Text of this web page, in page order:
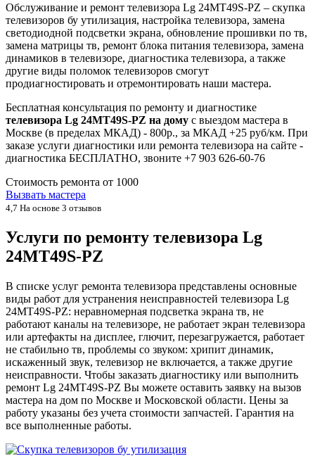
Обслуживание и ремонт телевизора Lg 24MT49S-PZ – скупка
телевизоров бу утилизация, настройка телевизора, замена
светодиодной подсветки экрана, обновление прошивки по тв,
замена матрицы тв, ремонт блока питания телевизора, замена
динамиков в телевизоре, диагностика телевизора, а также
другие виды поломок телевизоров смогут
продиагностировать и отремонтировать наши мастера.
Бесплатная консультация по ремонту и диагностике
телевизора Lg 24MT49S-PZ на дому с выездом мастера в
Москве (в пределах МКАД) - 800р., за МКАД +25 руб/км. При
заказе услуги диагностики или ремонта телевизора на сайте -
диагностика БЕСПЛАТНО, звоните +7 903 626-60-76
Стоимость ремонта от 1000
Вызвать мастера
4,7 На основе 3 отзывов
Услуги по ремонту телевизора Lg
24MT49S-PZ
В списке услуг ремонта телевизора представлены основные
виды работ для устранения неисправностей телевизора Lg
24MT49S-PZ: неравномерная подсветка экрана тв, не
работают каналы на телевизоре, не работает экран телевизора
или артефакты на дисплее, глючит, перезагружается, работает
не стабильно тв, проблемы со звуком: хрипит динамик,
искаженный звук, телевизор не включается, а также другие
неисправности. Чтобы заказать диагностику или выполнить
ремонт Lg 24MT49S-PZ Вы можете оставить заявку на вызов
мастера на дом по Москве и Московской области. Цены за
работу указаны без учета стоимости запчастей. Гарантия на
все выполненные работы.